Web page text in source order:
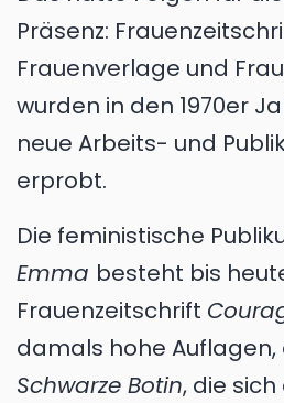
Präsenz:
Frauenverlage und
wurden in den 1970er
neue Arbeits- und
erprobt.
Die feministische
Emma besteht bis
Frauenzeitschrift
damals hohe
Schwarze Botin, die